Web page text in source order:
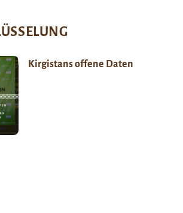
Kirgistans offene Daten